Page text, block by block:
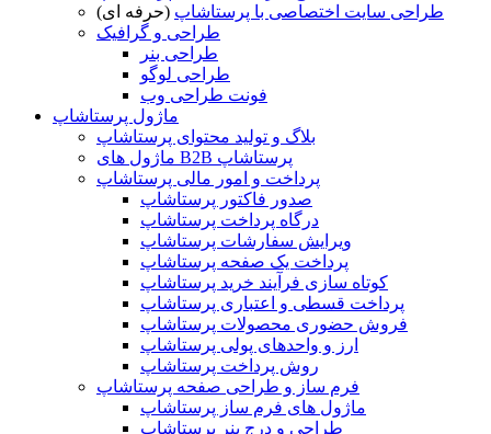
طراحی سایت اختصاصی با پرستاشاپ (حرفه ای)
طراحی و گرافیک
طراحی بنر
طراحی لوگو
فونت طراحی وب
ماژول پرستاشاپ
بلاگ و تولید محتوای پرستاشاپ
ماژول های B2B پرستاشاپ
پرداخت و امور مالی پرستاشاپ
صدور فاکتور پرستاشاپ
درگاه پرداخت پرستاشاپ
ویرایش سفارشات پرستاشاپ
پرداخت یک صفحه پرستاشاپ
کوتاه سازی فرآیند خرید پرستاشاپ
پرداخت قسطی و اعتباری پرستاشاپ
فروش حضوری محصولات پرستاشاپ
ارز و واحدهای پولی پرستاشاپ
روش پرداخت پرستاشاپ
فرم ساز و طراحی صفحه پرستاشاپ
ماژول های فرم ساز پرستاشاپ
طراحی و درج بنر پرستاشاپ